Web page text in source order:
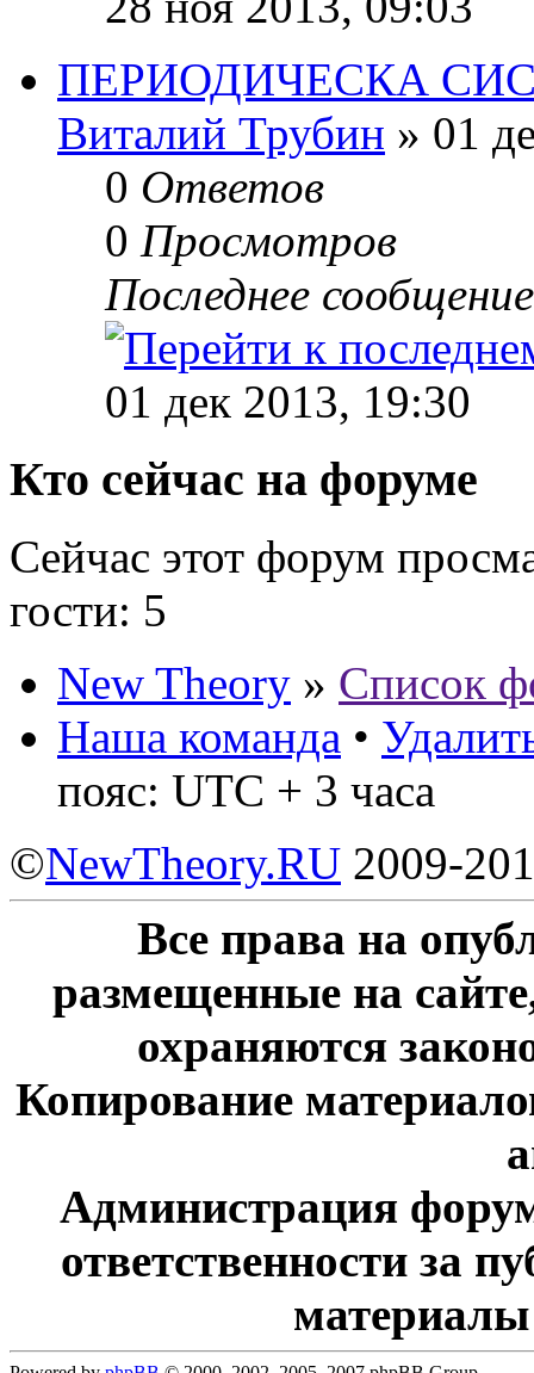
ПЕРИОДИЧЕСКА
Виталий Трубин » 01
0 Ответов
0 Просмотров
Последнее
01 дек 2013, 19:30
Кто сейчас на форуме
Сейчас этот форум
гости: 5
New Theory » Список
Наша команда •
пояс: UTC + 3 часа
©NewTheory.RU 2009-
Все права на
размещенные на
охраняются
Копирование
Администрация
ответственности за